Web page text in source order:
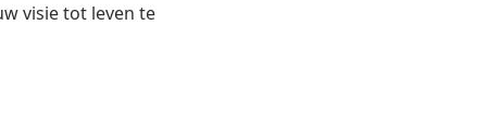
visie tot leven te